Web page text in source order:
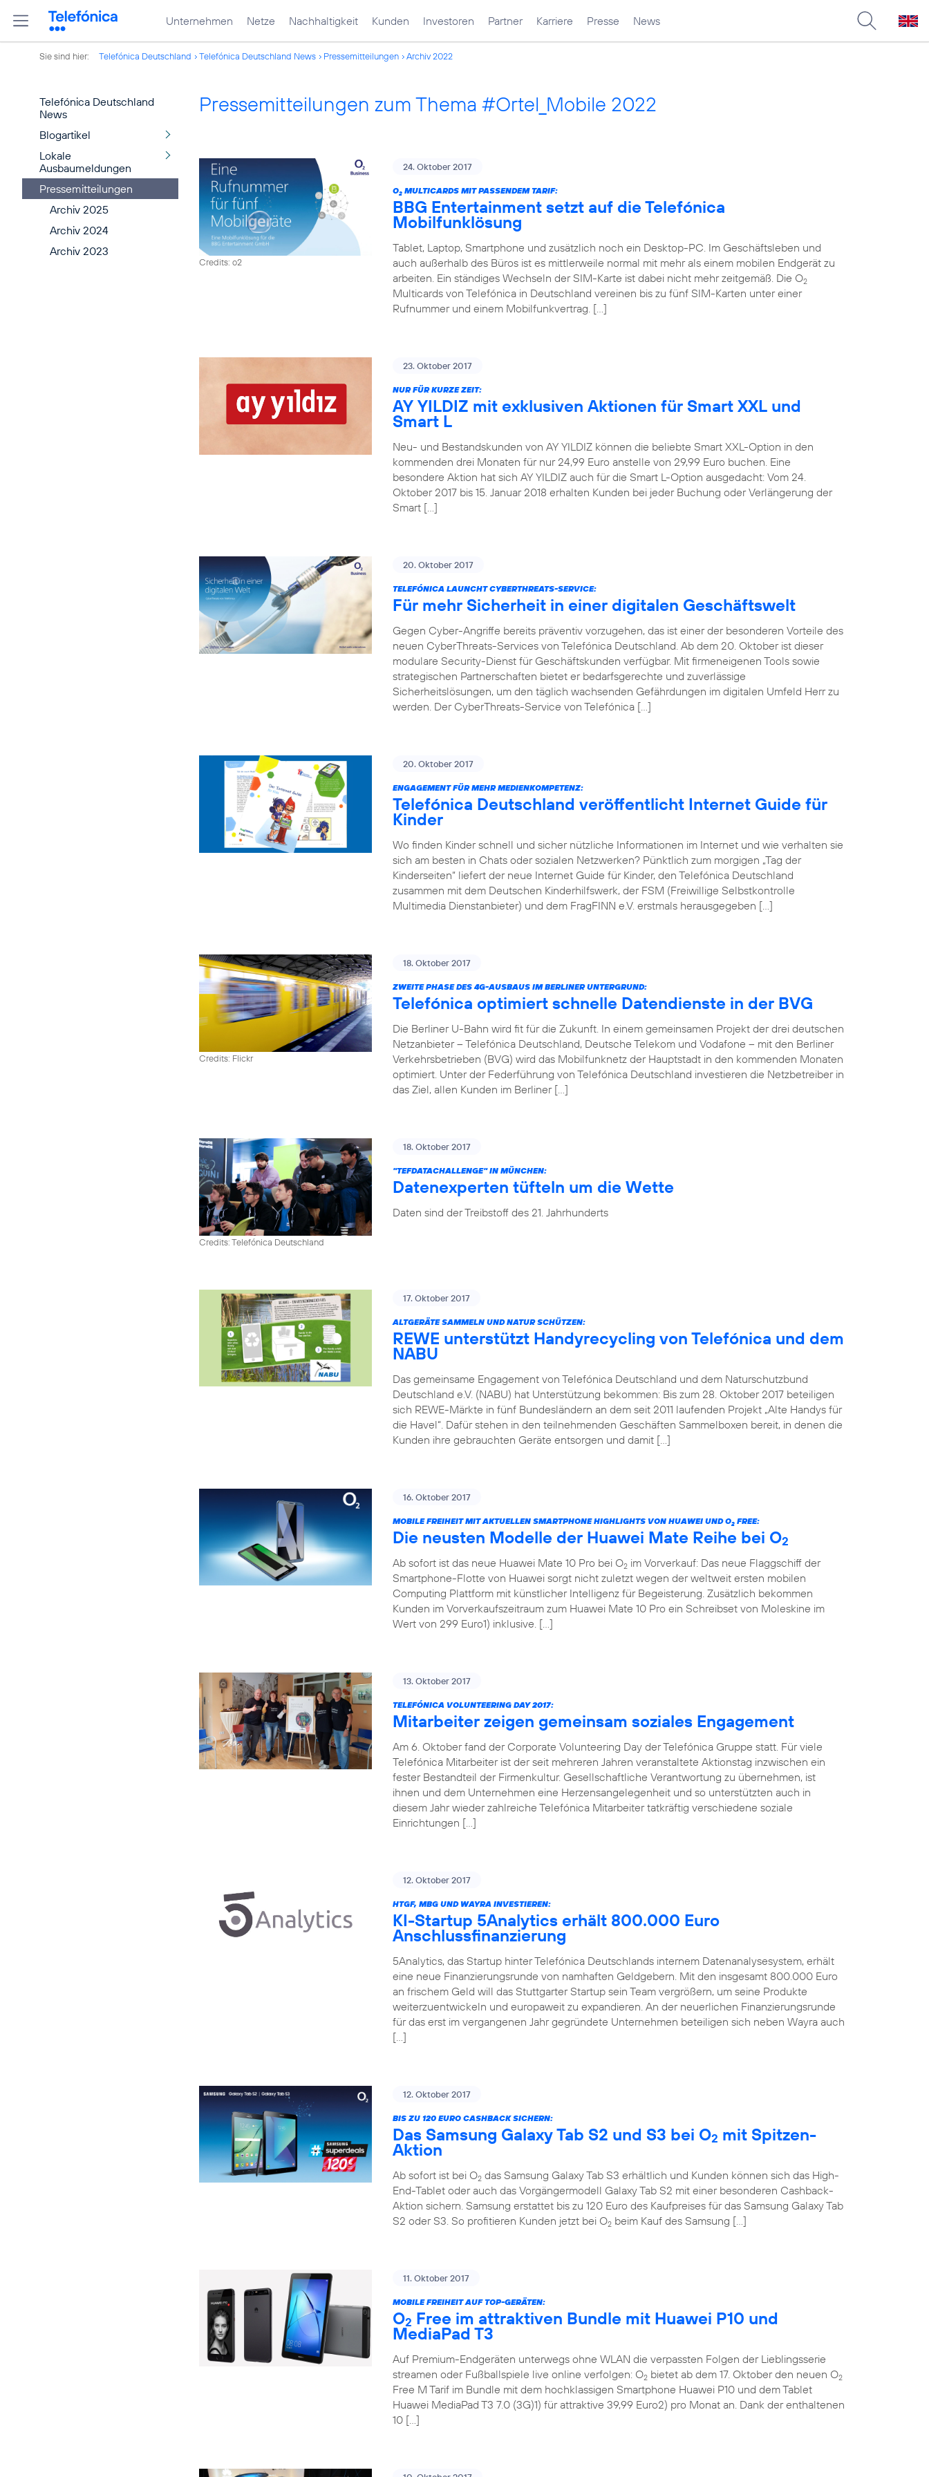
Unternehmen Netze Nachhaltigkeit Kunden Investoren Partner Karriere Presse News
Sie sind hier: Telefónica Deutschland Telefónica Deutschland News Pressemitteilungen Archiv 2022
Telefónica Deutschland
News
Blogartikel
Lokale
Ausbaumeldungen
Pressemitteilungen
Archiv 2025
Archiv 2024
Archiv 2023
Pressemitteilungen zum Thema #Ortel_Mobile 2022
Credits: o2
24. Oktober 2017
O2 MULTICARDS MIT PASSENDEM TARIF:
BBG Entertainment setzt auf die Telefónica
Mobilfunklösung
Tablet, Laptop, Smartphone und zusätzlich noch ein Desktop-PC. Im Geschäftsleben und
auch außerhalb des Büros ist es mittlerweile normal mit mehr als einem mobilen Endgerät zu
arbeiten. Ein ständiges Wechseln der SIM-Karte ist dabei nicht mehr zeitgemäß. Die O2
Multicards von Telefónica in Deutschland vereinen bis zu fünf SIM-Karten unter einer
Rufnummer und einem Mobilfunkvertrag. […]
23. Oktober 2017
NUR FÜR KURZE ZEIT:
AY YILDIZ mit exklusiven Aktionen für Smart XXL und
Smart L
Neu- und Bestandskunden von AY YILDIZ können die beliebte Smart XXL-Option in den
kommenden drei Monaten für nur 24,99 Euro anstelle von 29,99 Euro buchen. Eine
besondere Aktion hat sich AY YILDIZ auch für die Smart L-Option ausgedacht: Vom 24.
Oktober 2017 bis 15. Januar 2018 erhalten Kunden bei jeder Buchung oder Verlängerung der
Smart […]
20. Oktober 2017
TELEFÓNICA LAUNCHT CYBERTHREATS-SERVICE:
Für mehr Sicherheit in einer digitalen Geschäftswelt
Gegen Cyber-Angriffe bereits präventiv vorzugehen, das ist einer der besonderen Vorteile des
neuen CyberThreats-Services von Telefónica Deutschland. Ab dem 20. Oktober ist dieser
modulare Security-Dienst für Geschäftskunden verfügbar. Mit firmeneigenen Tools sowie
strategischen Partnerschaften bietet er bedarfsgerechte und zuverlässige
Sicherheitslösungen, um den täglich wachsenden Gefährdungen im digitalen Umfeld Herr zu
werden. Der CyberThreats-Service von Telefónica […]
20. Oktober 2017
ENGAGEMENT FÜR MEHR MEDIENKOMPETENZ:
Telefónica Deutschland veröffentlicht Internet Guide für
Kinder
Wo finden Kinder schnell und sicher nützliche Informationen im Internet und wie verhalten sie
sich am besten in Chats oder sozialen Netzwerken? Pünktlich zum morgigen „Tag der
Kinderseiten“ liefert der neue Internet Guide für Kinder, den Telefónica Deutschland
zusammen mit dem Deutschen Kinderhilfswerk, der FSM (Freiwillige Selbstkontrolle
Multimedia Dienstanbieter) und dem FragFINN e.V. erstmals herausgegeben […]
Credits: Flickr
18. Oktober 2017
ZWEITE PHASE DES 4G-AUSBAUS IM BERLINER UNTERGRUND:
Telefónica optimiert schnelle Datendienste in der BVG
Die Berliner U-Bahn wird fit für die Zukunft. In einem gemeinsamen Projekt der drei deutschen
Netzanbieter – Telefónica Deutschland, Deutsche Telekom und Vodafone – mit den Berliner
Verkehrsbetrieben (BVG) wird das Mobilfunknetz der Hauptstadt in den kommenden Monaten
optimiert. Unter der Federführung von Telefónica Deutschland investieren die Netzbetreiber in
das Ziel, allen Kunden im Berliner […]
Credits: Telefónica Deutschland
18. Oktober 2017
"TEFDATACHALLENGE" IN MÜNCHEN:
Datenexperten tüfteln um die Wette
Daten sind der Treibstoff des 21. Jahrhunderts
17. Oktober 2017
ALTGERÄTE SAMMELN UND NATUR SCHÜTZEN:
REWE unterstützt Handyrecycling von Telefónica und dem
NABU
Das gemeinsame Engagement von Telefónica Deutschland und dem Naturschutzbund
Deutschland e.V. (NABU) hat Unterstützung bekommen: Bis zum 28. Oktober 2017 beteiligen
sich REWE-Märkte in fünf Bundesländern an dem seit 2011 laufenden Projekt „Alte Handys für
die Havel“. Dafür stehen in den teilnehmenden Geschäften Sammelboxen bereit, in denen die
Kunden ihre gebrauchten Geräte entsorgen und damit […]
16. Oktober 2017
MOBILE FREIHEIT MIT AKTUELLEN SMARTPHONE HIGHLIGHTS VON HUAWEI UND O2 FREE:
Die neusten Modelle der Huawei Mate Reihe bei O2
Ab sofort ist das neue Huawei Mate 10 Pro bei O2 im Vorverkauf: Das neue Flaggschiff der
Smartphone-Flotte von Huawei sorgt nicht zuletzt wegen der weltweit ersten mobilen
Computing Plattform mit künstlicher Intelligenz für Begeisterung. Zusätzlich bekommen
Kunden im Vorverkaufszeitraum zum Huawei Mate 10 Pro ein Schreibset von Moleskine im
Wert von 299 Euro1) inklusive. […]
13. Oktober 2017
TELEFÓNICA VOLUNTEERING DAY 2017:
Mitarbeiter zeigen gemeinsam soziales Engagement
Am 6. Oktober fand der Corporate Volunteering Day der Telefónica Gruppe statt. Für viele
Telefónica Mitarbeiter ist der seit mehreren Jahren veranstaltete Aktionstag inzwischen ein
fester Bestandteil der Firmenkultur. Gesellschaftliche Verantwortung zu übernehmen, ist
ihnen und dem Unternehmen eine Herzensangelegenheit und so unterstützten auch in
diesem Jahr wieder zahlreiche Telefónica Mitarbeiter tatkräftig verschiedene soziale
Einrichtungen […]
12. Oktober 2017
HTGF, MBG UND WAYRA INVESTIEREN:
KI-Startup 5Analytics erhält 800.000 Euro
Anschlussfinanzierung
5Analytics, das Startup hinter Telefónica Deutschlands internem Datenanalysesystem, erhält
eine neue Finanzierungsrunde von namhaften Geldgebern. Mit den insgesamt 800.000 Euro
an frischem Geld will das Stuttgarter Startup sein Team vergrößern, um seine Produkte
weiterzuentwickeln und europaweit zu expandieren. An der neuerlichen Finanzierungsrunde
für das erst im vergangenen Jahr gegründete Unternehmen beteiligen sich neben Wayra auch
[…]
12. Oktober 2017
BIS ZU 120 EURO CASHBACK SICHERN:
Das Samsung Galaxy Tab S2 und S3 bei O2 mit Spitzen-
Aktion
Ab sofort ist bei O2 das Samsung Galaxy Tab S3 erhältlich und Kunden können sich das High-
End-Tablet oder auch das Vorgängermodell Galaxy Tab S2 mit einer besonderen Cashback-
Aktion sichern. Samsung erstattet bis zu 120 Euro des Kaufpreises für das Samsung Galaxy Tab
S2 oder S3. So profitieren Kunden jetzt bei O2 beim Kauf des Samsung […]
11. Oktober 2017
MOBILE FREIHEIT AUF TOP-GERÄTEN:
O2 Free im attraktiven Bundle mit Huawei P10 und
MediaPad T3
Auf Premium-Endgeräten unterwegs ohne WLAN die verpassten Folgen der Lieblingsserie
streamen oder Fußballspiele live online verfolgen: O2 bietet ab dem 17. Oktober den neuen O2
Free M Tarif im Bundle mit dem hochklassigen Smartphone Huawei P10 und dem Tablet
Huawei MediaPad T3 7.0 (3G)1) für attraktive 39,99 Euro2) pro Monat an. Dank der enthaltenen
10 […]